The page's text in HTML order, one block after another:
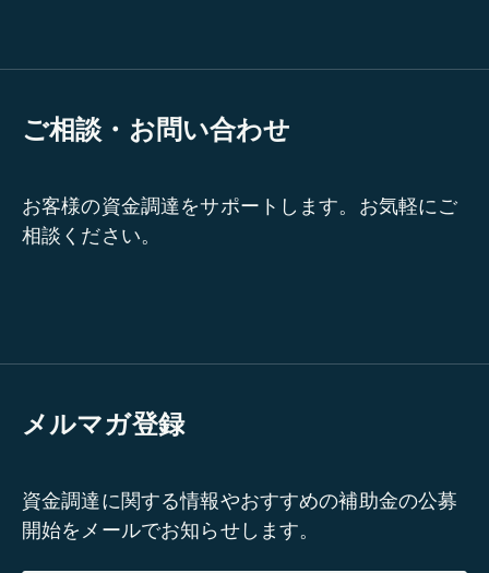
ご相談・お問い合わせ
お客様の資金調達をサポートします。お気軽にご
相談ください。
メルマガ登録
資金調達に関する情報やおすすめの補助金の公募
開始をメールでお知らせします。